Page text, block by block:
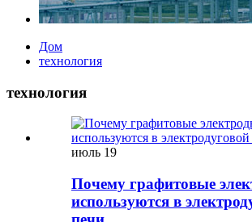
Дом
технология
технология
июль 19
Почему графитовые
используются в